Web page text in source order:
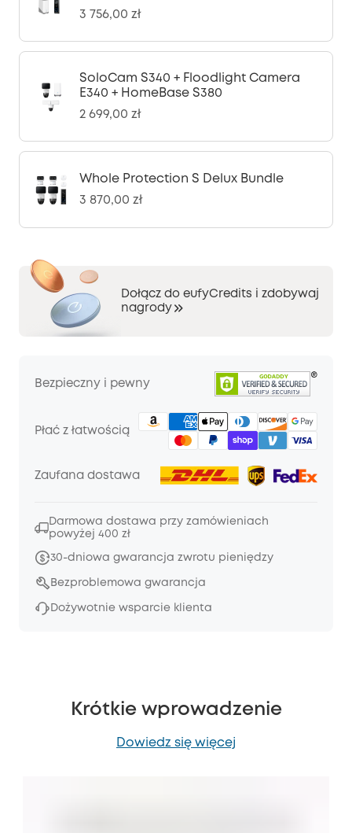
3 756,00 zł
SoloCam S340 + Floodlight Camera
E340 + HomeBase S380
2 699,00 zł
Whole Protection S Delux Bundle
3 870,00 zł
Dołącz do eufyCredits i zdobywaj
nagrody
Bezpieczny i pewny
Płać z łatwością
Zaufana dostawa
Darmowa dostawa przy zamówieniach
powyżej 400 zł
30-dniowa gwarancja zwrotu pieniędzy
Bezproblemowa gwarancja
Dożywotnie wsparcie klienta
Krótkie wprowadzenie
Dowiedz się więcej